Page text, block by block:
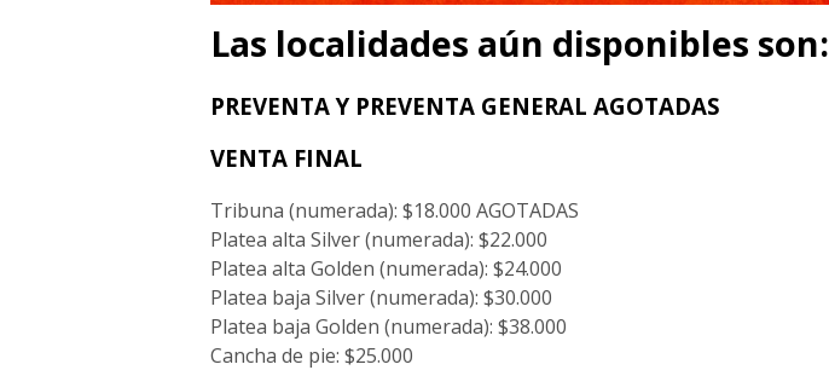
Las localidades aún disponibles son:
PREVENTA Y PREVENTA GENERAL AGOTADAS
VENTA FINAL
Tribuna (numerada): $18.000 AGOTADAS
Platea alta Silver (numerada): $22.000
Platea alta Golden (numerada): $24.000
Platea baja Silver (numerada): $30.000
Platea baja Golden (numerada): $38.000
Cancha de pie: $25.000